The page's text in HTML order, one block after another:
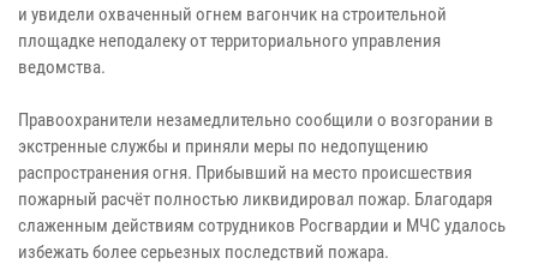
и увидели охваченный огнем вагончик на строительной
площадке неподалеку от территориального управления
ведомства.
Правоохранители незамедлительно сообщили о возгорании в
экстренные службы и приняли меры по недопущению
распространения огня. Прибывший на место происшествия
пожарный расчёт полностью ликвидировал пожар. Благодаря
слаженным действиям сотрудников Росгвардии и МЧС удалось
избежать более серьезных последствий пожара.